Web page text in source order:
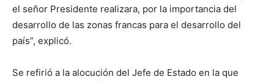
el señor Presidente realizara, por la importancia del
desarrollo de las zonas francas para el desarrollo del
país”, explicó.
Se refirió a la alocución del Jefe de Estado en la que